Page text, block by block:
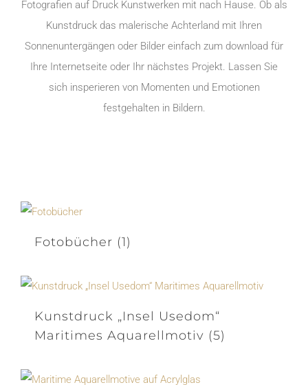
Fotografien auf Druck Kunstwerken mit nach Hause. Ob als
Kunstdruck das malerische Achterland mit Ihren
Sonnenuntergängen oder Bilder einfach zum download für
Ihre Internetseite oder Ihr nächstes Projekt. Lassen Sie
sich insperieren von Momenten und Emotionen
festgehalten in Bildern.
Fotobücher (1)
Kunstdruck „Insel Usedom“
Maritimes Aquarellmotiv (5)